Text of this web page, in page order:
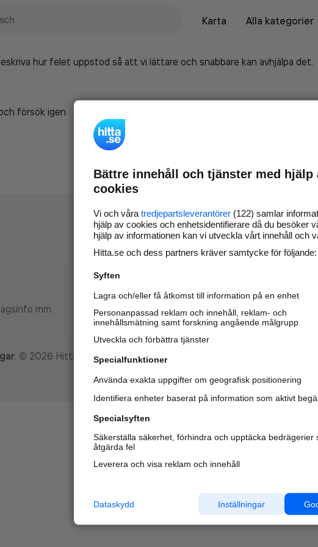
Karta
Alla kategorier
hur felet uppstod så att vi lättare och snabbare kan avhjälpa det.
försök igen
mm.
Marknadsför företaget
nya kunder och
samarbetspartners nära dig.
Läs mer här
. © 2026 Hitta.se
Bättre innehåll och tjänster med hjälp
cookies
Vi och våra tredjepartsleverantörer (122) samlar
hjälp av cookies och enhetsidentifierare då du besöker
hjälp av informationen kan vi utveckla vårt innehåll och
Hitta.se och dess partners kräver samtycke för följande:
Syften
Lagra och/eller få åtkomst till information på en enhet
Personanpassad reklam och innehåll, reklam- och
innehållsmätning samt forskning angående målgrupp
Utveckla och förbättra tjänster
Specialfunktioner
Använda exakta uppgifter om geografisk positionering
Identifiera enheter baserat på information som aktivt
Specialsyften
Säkerställa säkerhet, förhindra och upptäcka bedrägerier
åtgärda fel
Leverera och visa reklam och innehåll
Inställningar
Dataskydd